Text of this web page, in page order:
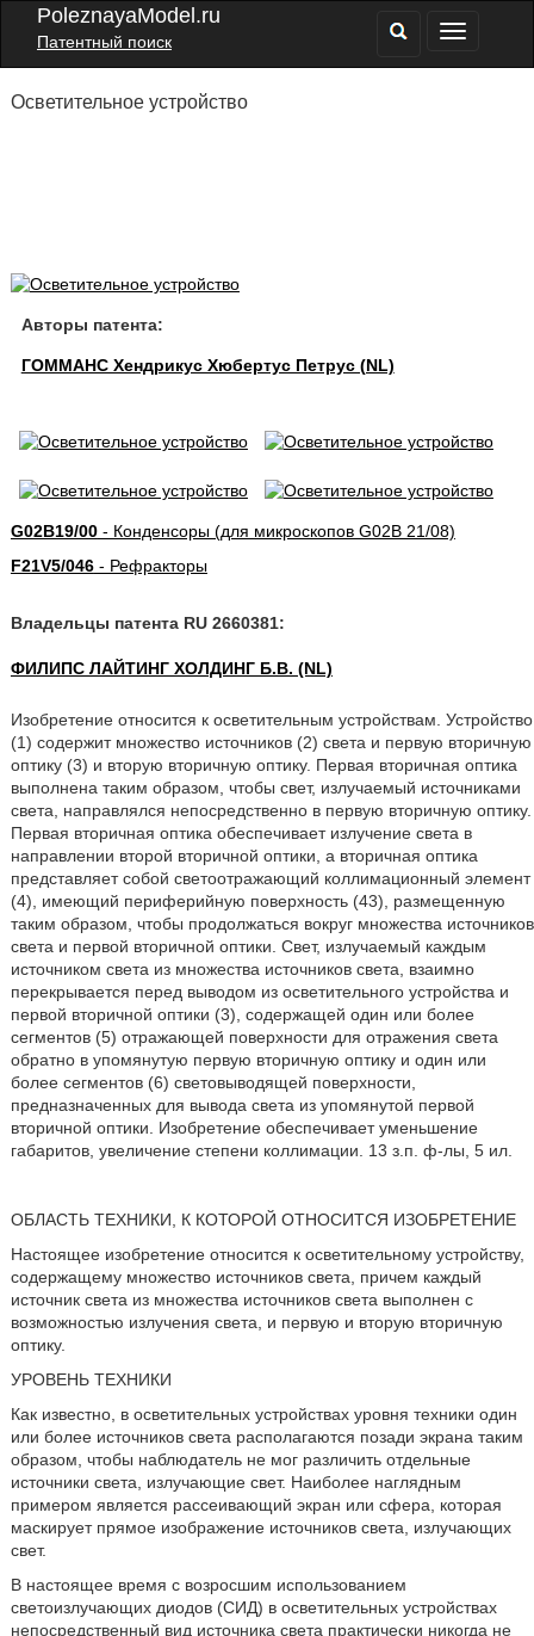
PoleznayaModel.ru
Патентный поиск
Осветительное устройство
Авторы патента:
ГОММАНС Хендрикус Хюбертус Петрус (NL)
G02B19/00- Конденсоры (для микроскопов G02B 21/08)
F21V5/046- Рефракторы
Владельцы патента RU 2660381:
ФИЛИПС ЛАЙТИНГ ХОЛДИНГ Б.В. (NL)
Изобретение относится к осветительным устройствам. Устройство
(1) содержит множество источников (2) света и первую вторичную
оптику (3) и вторую вторичную оптику. Первая вторичная оптика
выполнена таким образом, чтобы свет, излучаемый источниками
света, направлялся непосредственно в первую вторичную оптику.
Первая вторичная оптика обеспечивает излучение света в
направлении второй вторичной оптики, а вторичная оптика
представляет собой светоотражающий коллимационный элемент
(4), имеющий периферийную поверхность (43), размещенную
таким образом, чтобы продолжаться вокруг множества источников
света и первой вторичной оптики. Свет, излучаемый каждым
источником света из множества источников света, взаимно
перекрывается перед выводом из осветительного устройства и
первой вторичной оптики (3), содержащей один или более
сегментов (5) отражающей поверхности для отражения света
обратно в упомянутую первую вторичную оптику и один или
более сегментов (6) световыводящей поверхности,
предназначенных для вывода света из упомянутой первой
вторичной оптики. Изобретение обеспечивает уменьшение
габаритов, увеличение степени коллимации. 13 з.п. ф-лы, 5 ил.
ОБЛАСТЬ ТЕХНИКИ, К КОТОРОЙ ОТНОСИТСЯ ИЗОБРЕТЕНИЕ
Настоящее изобретение относится к осветительному устройству,
содержащему множество источников света, причем каждый
источник света из множества источников света выполнен с
возможностью излучения света, и первую и вторую вторичную
оптику.
УРОВЕНЬ ТЕХНИКИ
Как известно, в осветительных устройствах уровня техники один
или более источников света располагаются позади экрана таким
образом, чтобы наблюдатель не мог различить отдельные
источники света, излучающие свет. Наиболее наглядным
примером является рассеивающий экран или сфера, которая
маскирует прямое изображение источников света, излучающих
свет.
В настоящее время с возросшим использованием
светоизлучающих диодов (СИД) в осветительных устройствах
непосредственный вид источника света практически никогда не